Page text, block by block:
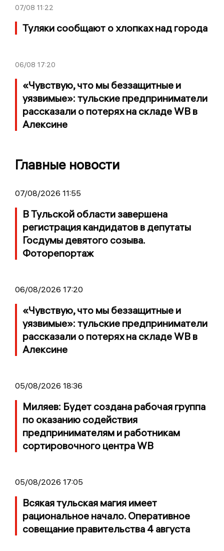
07/08 11:22
Туляки сообщают о хлопках над города
06/08 17:20
«Чувствую, что мы беззащитные и
уязвимые»: тульские предприниматели
рассказали о потерях на складе WB в
Алексине
Главные новости
07/08/2026 11:55
В Тульской области завершена
регистрация кандидатов в депутаты
Госдумы девятого созыва.
Фоторепортаж
06/08/2026 17:20
«Чувствую, что мы беззащитные и
уязвимые»: тульские предприниматели
рассказали о потерях на складе WB в
Алексине
05/08/2026 18:36
Миляев: Будет создана рабочая группа
по оказанию содействия
предпринимателям и работникам
сортировочного центра WB
05/08/2026 17:05
Всякая тульская магия имеет
рациональное начало. Оперативное
совещание правительства 4 августа